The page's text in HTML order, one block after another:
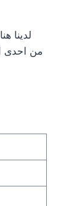
لدينا
من احدى